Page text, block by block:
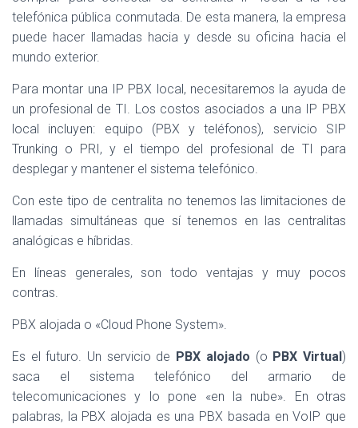
telefónica pública conmutada. De esta manera, la empresa
puede hacer llamadas hacia y desde su oficina hacia el
mundo exterior.
Para montar una IP PBX local, necesitaremos la ayuda de
un profesional de TI. Los costos asociados a una IP PBX
local incluyen: equipo (PBX y teléfonos), servicio SIP
Trunking o PRI, y el tiempo del profesional de TI para
desplegar y mantener el sistema telefónico.
Con este tipo de centralita no tenemos las limitaciones de
llamadas simultáneas que sí tenemos en las centralitas
analógicas e híbridas.
En líneas generales, son todo ventajas y muy pocos
contras.
PBX alojada o «Cloud Phone System».
Es el futuro. Un servicio de PBX alojado (o PBX Virtual )
saca el sistema telefónico del armario de
telecomunicaciones y lo pone «en la nube». En otras
palabras, la PBX alojada es una PBX basada en VoIP que